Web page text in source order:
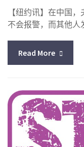
【纽约讯】在中国
不会报警，而其他人
Read More